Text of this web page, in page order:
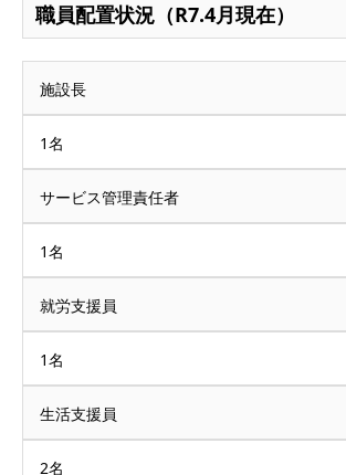
職員配置状況（R7.4月現在）
施設長
1名
サービス管理責任者
1名
就労支援員
1名
生活支援員
2名